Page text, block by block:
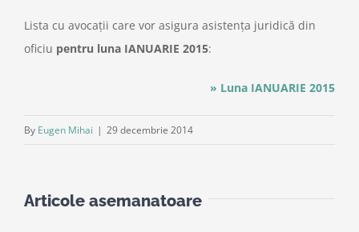
Lista cu avocații care vor asigura asistența juridică din
oficiu pentru luna IANUARIE 2015:
» Luna IANUARIE 2015
By Eugen Mihai | 29 decembrie 2014
Articole asemanatoare